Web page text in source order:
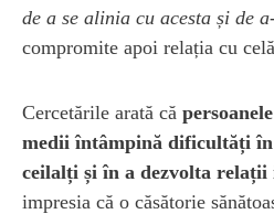
de a se alinia cu acesta și de
compromite apoi relația cu
Cercetările arată că
medii întâmpină dificultăți în
ceilalți și în a dezvolta relații
impresia că o căsătorie